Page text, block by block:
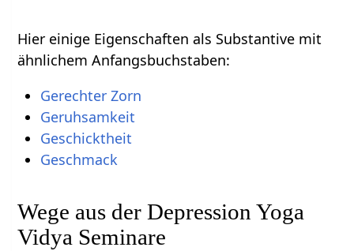
Hier einige Eigenschaften als Substantive mit
ähnlichem Anfangsbuchstaben:
Gerechter Zorn
Geruhsamkeit
Geschicktheit
Geschmack
Wege aus der Depression Yoga
Vidya Seminare